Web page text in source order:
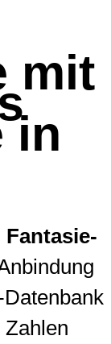
mit
in
Fantasie-
Zahlen